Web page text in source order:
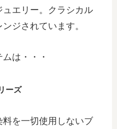
ュエリー。クラシカル
ジされています。
は・・・
ーズ
を一切使用しないブ